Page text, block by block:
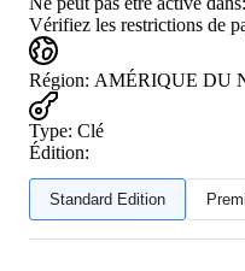
Vérifiez les restrictions de
Région: AMÉRIQUE DU
Type: Clé
Édition:
Standard Edition